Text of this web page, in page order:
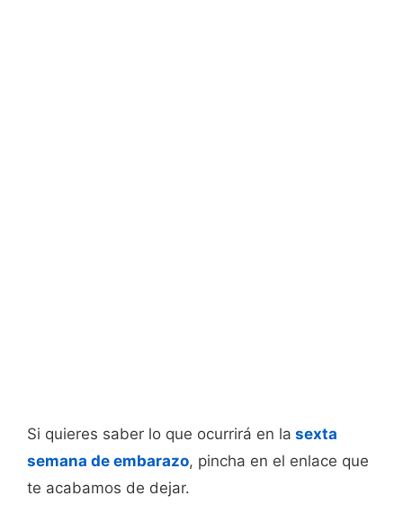
Si quieres saber lo que ocurrirá en la sexta
semana de embarazo, pincha en el enlace que
te acabamos de dejar.